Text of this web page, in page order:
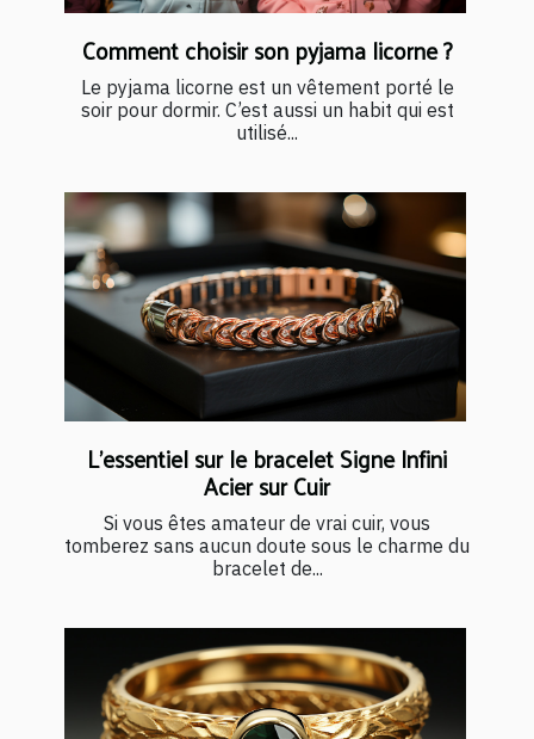
Comment choisir son pyjama licorne ?
Le pyjama licorne est un vêtement porté le
soir pour dormir. C’est aussi un habit qui est
utilisé...
L’essentiel sur le bracelet Signe Infini
Acier sur Cuir
Si vous êtes amateur de vrai cuir, vous
tomberez sans aucun doute sous le charme du
bracelet de...